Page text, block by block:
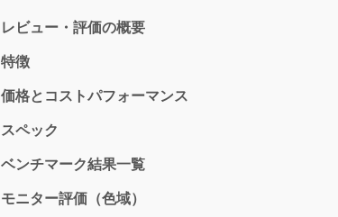
レビュー・評価の概要
特徴
価格とコストパフォーマンス
スペック
ベンチマーク結果一覧
モニター評価（色域）